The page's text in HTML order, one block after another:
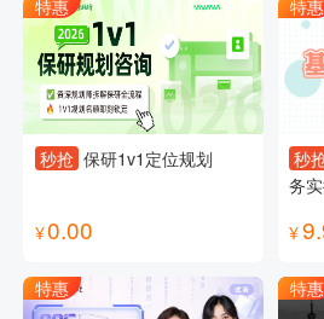
特惠
秒抢 保研1v1定位规划
¥0.00
特惠
秒
务
¥
特惠 特惠